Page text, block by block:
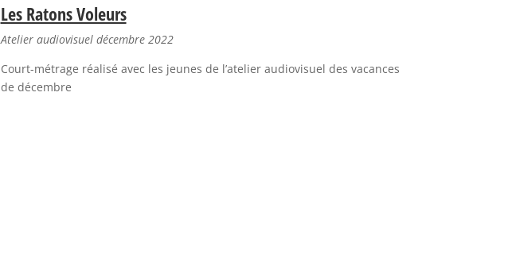
Les Ratons Voleurs
Atelier audiovisuel décembre 2022
Court-métrage réalisé avec les jeunes de l’atelier audiovisuel des vacances
de décembre